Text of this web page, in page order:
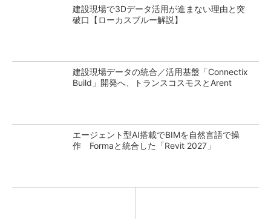
建設現場で3Dデータ活用が進まない理由と突
破口【ローカスブルー解説】
建設現場データの統合／活用基盤「Connectix
Build」開発へ、トランスコスモスとArent
エージェント型AI搭載でBIMを自然言語で操
作 Formaと統合した「Revit 2027」